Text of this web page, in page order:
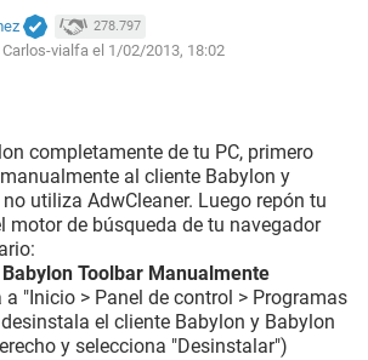
278.797
vialfa el 1/02/2013, 18:02
completamente de tu PC, primero
al cliente Babylon y
utiliza AdwCleaner. Luego repón tu
motor de búsqueda de tu navegador
Toolbar Manualmente
"Inicio > Panel de control > Programas
el cliente Babylon y Babylon
y selecciona "Desinstalar")